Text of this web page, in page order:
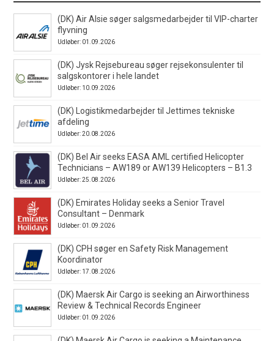
(DK) Air Alsie søger salgsmedarbejder til VIP-charter
flyvning
Udløber: 01.09.2026
(DK) Jysk Rejsebureau søger rejsekonsulenter til
salgskontorer i hele landet
Udløber: 10.09.2026
(DK) Logistikmedarbejder til Jettimes tekniske
afdeling
Udløber: 20.08.2026
(DK) Bel Air seeks EASA AML certified Helicopter
Technicians – AW189 or AW139 Helicopters – B1.3
Udløber: 25.08.2026
(DK) Emirates Holiday seeks a Senior Travel
Consultant – Denmark
Udløber: 01.09.2026
(DK) CPH søger en Safety Risk Management
Koordinator
Udløber: 17.08.2026
(DK) Maersk Air Cargo is seeking an Airworthiness
Review & Technical Records Engineer
Udløber: 01.09.2026